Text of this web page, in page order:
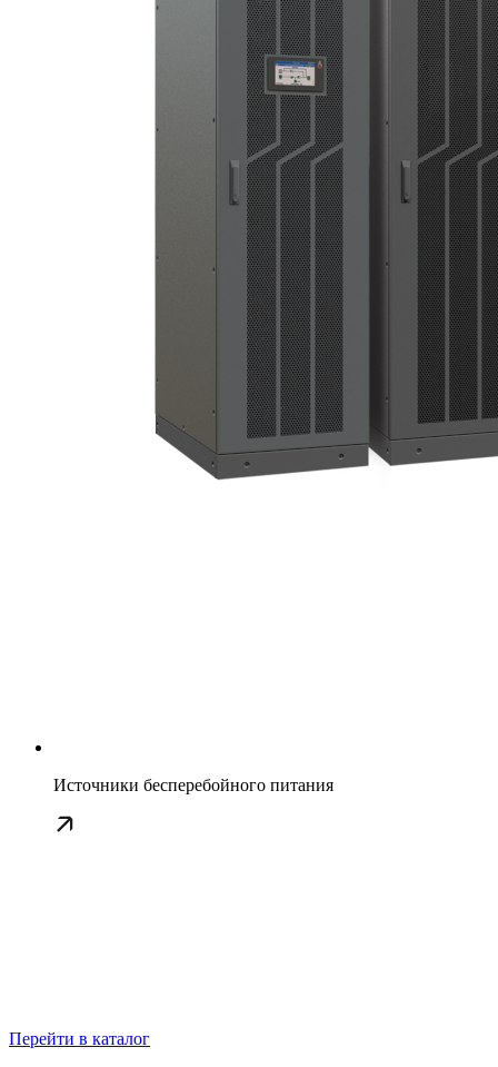
Источники бесперебойного питания
Перейти в каталог